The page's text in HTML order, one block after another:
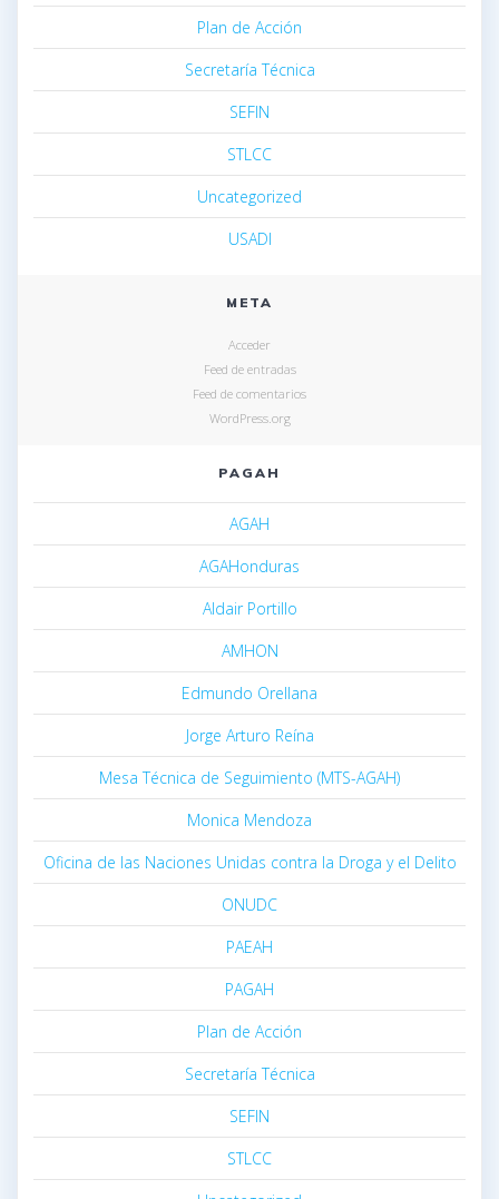
Plan de Acción
Secretaría Técnica
SEFIN
STLCC
Uncategorized
USADI
META
Acceder
Feed de entradas
Feed de comentarios
WordPress.org
PAGAH
AGAH
AGAHonduras
Aldair Portillo
AMHON
Edmundo Orellana
Jorge Arturo Reína
Mesa Técnica de Seguimiento (MTS-AGAH)
Monica Mendoza
Oficina de las Naciones Unidas contra la Droga y el Delito
ONUDC
PAEAH
PAGAH
Plan de Acción
Secretaría Técnica
SEFIN
STLCC